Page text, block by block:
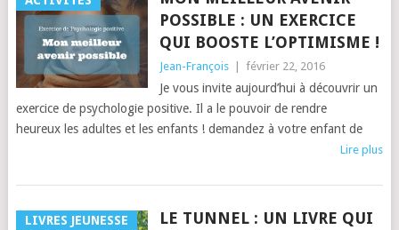
POSSIBLE : UN EXERCICE
QUI BOOSTE L’OPTIMISME !
Jean-François février 22, 2016
Je vous invite aujourd’hui à découvrir un
exercice de psychologie positive. Il a le pouvoir de rendre
heureux les adultes et les enfants ! demandez à votre enfant de
Lire plus
LIVRES JEUNESSE
LE TUNNEL : UN LIVRE QUI